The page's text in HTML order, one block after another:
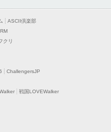
ASCII倶楽部
クリ
ChallengersJP
戦国LOVEWalker